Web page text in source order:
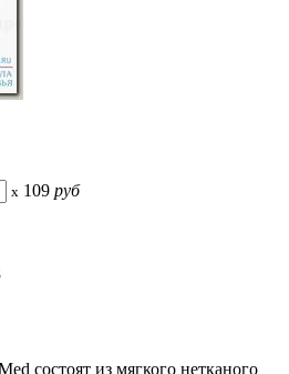
x 109 руб
состоят из мягкого нетканого